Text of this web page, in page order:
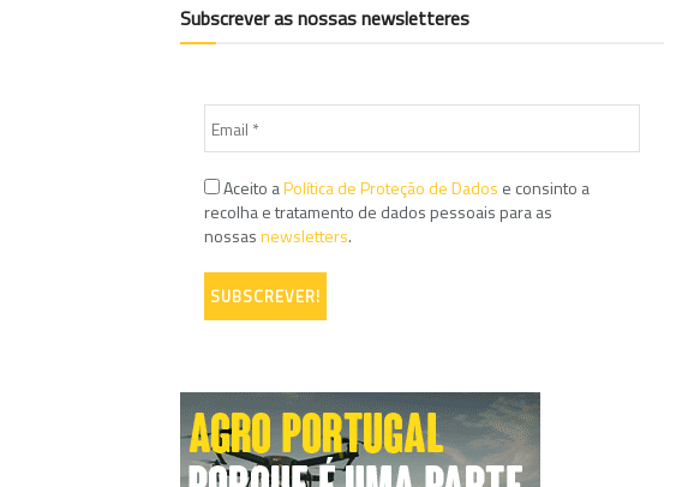
Subscrever as nossas newsletteres
Aceito aPolítica de Proteção de Dados e consinto a
recolha e tratamento de dados pessoais para as
nossasnewsletters.